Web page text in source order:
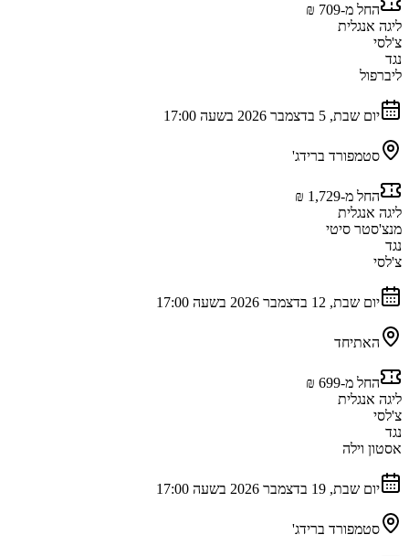
החל מ-‏709 ‏₪
ליגה אנגלית
צ'לסי
נגד
ליברפול
יום שבת, 5 בדצמבר 2026 בשעה 17:00
סטמפורד ברידג'
החל מ-‏1,729 ‏₪
ליגה אנגלית
מנצ'סטר סיטי
נגד
צ'לסי
יום שבת, 12 בדצמבר 2026 בשעה 17:00
האתיחד
החל מ-‏699 ‏₪
ליגה אנגלית
צ'לסי
נגד
אסטון וילה
יום שבת, 19 בדצמבר 2026 בשעה 17:00
סטמפורד ברידג'